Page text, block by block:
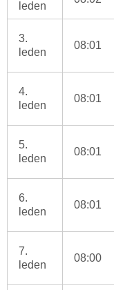
leden
3.
leden
08:01
4.
leden
08:01
5.
leden
08:01
6.
leden
08:01
7.
leden
08:00